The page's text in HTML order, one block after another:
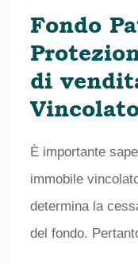
Fondo
di
È importante
immobile
determina la
del fondo.